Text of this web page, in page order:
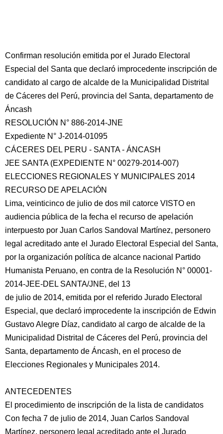
Confirman resolución emitida por el Jurado Electoral
Especial del Santa que declaró improcedente inscripción de
candidato al cargo de alcalde de la Municipalidad Distrital
de Cáceres del Perú, provincia del Santa, departamento de
Áncash
RESOLUCIÓN N° 886-2014-JNE
Expediente N° J-2014-01095
CÁCERES DEL PERU - SANTA - ÁNCASH
JEE SANTA (EXPEDIENTE N° 00279-2014-007)
ELECCIONES REGIONALES Y MUNICIPALES 2014
RECURSO DE APELACIÓN
Lima, veinticinco de julio de dos mil catorce VISTO en
audiencia pública de la fecha el recurso de apelación
interpuesto por Juan Carlos Sandoval Martínez, personero
legal acreditado ante el Jurado Electoral Especial del Santa,
por la organización política de alcance nacional Partido
Humanista Peruano, en contra de la Resolución N° 00001-
2014-JEE-DEL SANTA/JNE, del 13
de julio de 2014, emitida por el referido Jurado Electoral
Especial, que declaró improcedente la inscripción de Edwin
Gustavo Alegre Díaz, candidato al cargo de alcalde de la
Municipalidad Distrital de Cáceres del Perú, provincia del
Santa, departamento de Áncash, en el proceso de
Elecciones Regionales y Municipales 2014.
ANTECEDENTES
El procedimiento de inscripción de la lista de candidatos
Con fecha 7 de julio de 2014, Juan Carlos Sandoval
Martínez, personero legal acreditado ante el Jurado